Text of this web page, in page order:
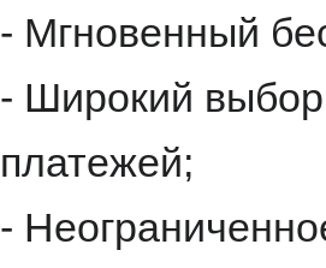
- Мгновенный
- Широкий
платежей;
-